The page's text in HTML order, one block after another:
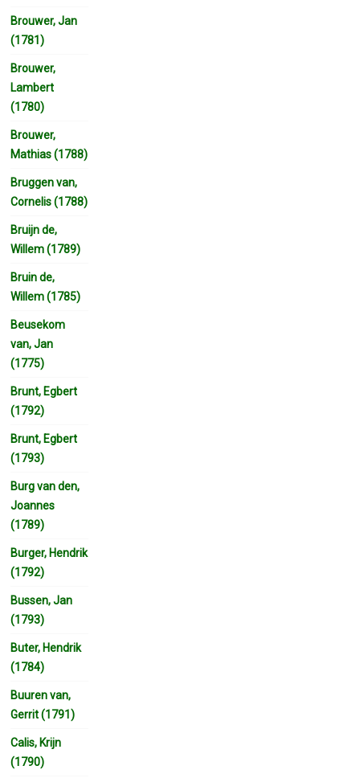
Brouwer, Jan
(1781)
Brouwer,
Lambert
(1780)
Brouwer,
Mathias (1788)
Bruggen van,
Cornelis (1788)
Bruijn de,
Willem (1789)
Bruin de,
Willem (1785)
Beusekom
van, Jan
(1775)
Brunt, Egbert
(1792)
Brunt, Egbert
(1793)
Burg van den,
Joannes
(1789)
Burger, Hendrik
(1792)
Bussen, Jan
(1793)
Buter, Hendrik
(1784)
Buuren van,
Gerrit (1791)
Calis, Krijn
(1790)